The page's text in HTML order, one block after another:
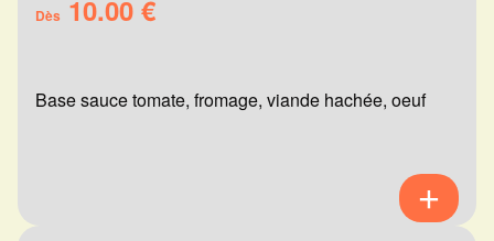
Dès 10.00 €
Base sauce tomate, fromage, viande hachée, oeuf